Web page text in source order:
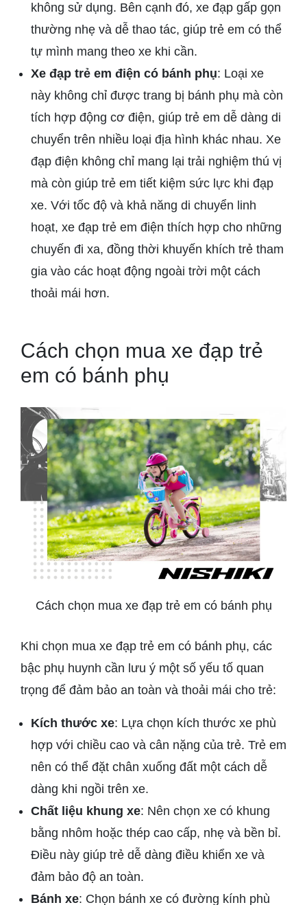
không sử dụng. Bên cạnh đó, xe đạp gấp gọn
thường nhẹ và dễ thao tác, giúp trẻ em có thể
tự mình mang theo xe khi cần.
Xe đạp trẻ em điện có bánh phụ: Loại xe
này không chỉ được trang bị bánh phụ mà còn
tích hợp động cơ điện, giúp trẻ em dễ dàng di
chuyển trên nhiều loại địa hình khác nhau. Xe
đạp điện không chỉ mang lại trải nghiệm thú vị
mà còn giúp trẻ em tiết kiệm sức lực khi đạp
xe. Với tốc độ và khả năng di chuyển linh
hoạt, xe đạp trẻ em điện thích hợp cho những
chuyến đi xa, đồng thời khuyến khích trẻ tham
gia vào các hoạt động ngoài trời một cách
thoải mái hơn.
Cách chọn mua xe đạp trẻ
em có bánh phụ
Cách chọn mua xe đạp trẻ em có bánh phụ
Khi chọn mua xe đạp trẻ em có bánh phụ, các
bậc phụ huynh cần lưu ý một số yếu tố quan
trọng để đảm bảo an toàn và thoải mái cho trẻ:
Kích thước xe: Lựa chọn kích thước xe phù
hợp với chiều cao và cân nặng của trẻ. Trẻ em
nên có thể đặt chân xuống đất một cách dễ
dàng khi ngồi trên xe.
Chất liệu khung xe: Nên chọn xe có khung
bằng nhôm hoặc thép cao cấp, nhẹ và bền bỉ.
Điều này giúp trẻ dễ dàng điều khiển xe và
đảm bảo độ an toàn.
Bánh xe: Chọn bánh xe có đường kính phù